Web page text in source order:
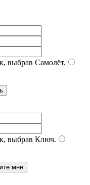
выбрав Самолёт.
выбрав Ключ.